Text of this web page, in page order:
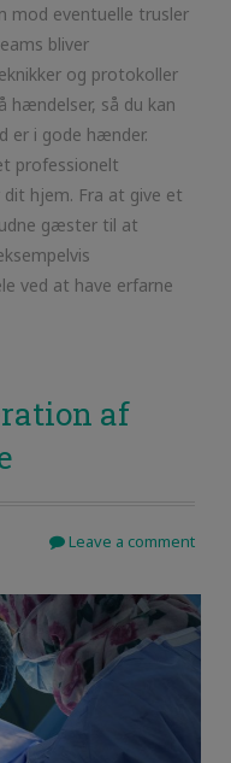
mod eventuelle trusler
bliver
og protokoller
så du kan
er i gode hænder.
professionelt
hjem. Fra at give et
gæster til at
ved at have erfarne
af
Leave a comment